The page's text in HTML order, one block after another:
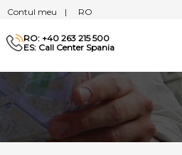
Contul meu | RO
RO: +40 263 215 500
ES: Call Center Spania